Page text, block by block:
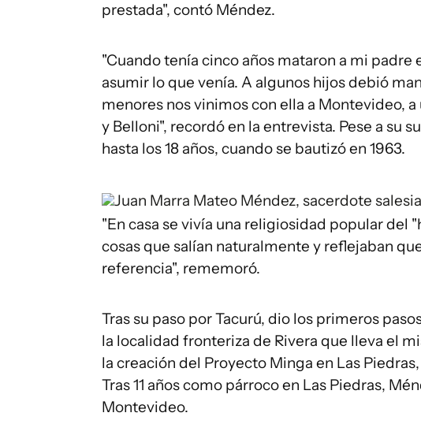
prestada", contó Méndez.
"Cuando tenía cinco años mataron a mi
asumir lo que venía. A algunos hijos debió
menores nos vinimos con ella a Montevideo,
y Belloni", recordó en la entrevista. Pese a su
hasta los 18 años, cuando se bautizó en 1963.
Juan Marra Mateo Méndez, sacerdote
"En casa se vivía una religiosidad popular del
cosas que salían naturalmente y reflejaban
referencia", rememoró.
Tras su paso por Tacurú, dio los primeros
la localidad fronteriza de Rivera que lleva el
la creación del Proyecto Minga en Las
Tras 11 años como párroco en Las Piedras,
Montevideo.